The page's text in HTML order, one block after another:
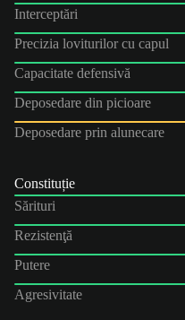
Interceptări
Precizia loviturilor cu capul
Capacitate defensivă
Deposedare din picioare
Deposedare prin alunecare
Constituție
Sărituri
Rezistenţă
Putere
Agresivitate